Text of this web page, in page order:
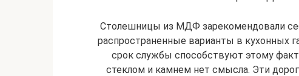
Столешницы из МДФ зарекомендовали
распространенные варианты в кухонных
срок службы способствуют этому
стеклом и камнем нет смысла. Эти